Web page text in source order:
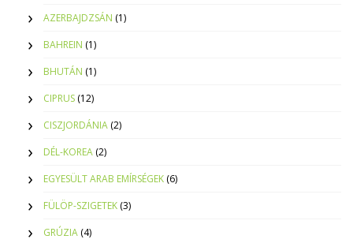
AZERBAJDZSÁN (1)
BAHREIN (1)
BHUTÁN (1)
CIPRUS (12)
CISZJORDÁNIA (2)
DÉL-KOREA (2)
EGYESÜLT ARAB EMÍRSÉGEK (6)
FÜLÖP-SZIGETEK (3)
GRÚZIA (4)